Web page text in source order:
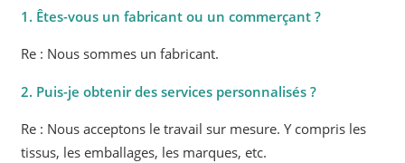
1. Êtes-vous un fabricant ou un commerçant ?
Re : Nous sommes un fabricant.
2. Puis-je obtenir des services personnalisés ?
Re : Nous acceptons le travail sur mesure. Y compris les
tissus, les emballages, les marques, etc.